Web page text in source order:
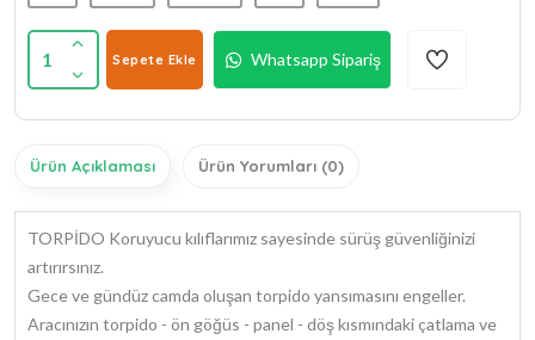
1 Sepete Ekle Whatsapp Sipariş
Ürün Açıklaması Ürün Yorumları (0)
TORPİDO Koruyucu kılıflarımız sayesinde sürüş güvenliğinizi
artırırsınız.
Gece ve gündüz camda oluşan torpido yansımasını engeller.
Aracınızın torpido - ön göğüs - panel - döş kısmındaki çatlama ve